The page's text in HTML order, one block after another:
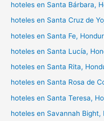
hoteles en Santa Bárbara,
hoteles en Santa Cruz de
hoteles en Santa Fe,
hoteles en Santa Lucía,
hoteles en Santa Rita,
hoteles en Santa Rosa de
hoteles en Santa Teresa,
hoteles en Savannah Bight,